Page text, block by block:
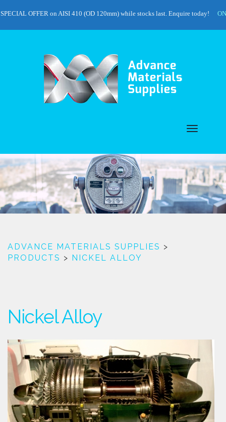
OFFER on AISI 410 (OD 120mm) while stocks last. Enquire today! ON
Toggle
ADVANCE MATERIALS SUPPLIES >
PRODUCTS > NICKEL ALLOY
Nickel Alloy